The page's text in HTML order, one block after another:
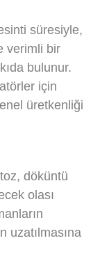
süresiyle,
verimli bir
bulunur.
için
üretkenliği
döküntü
olası
uzatılmasına